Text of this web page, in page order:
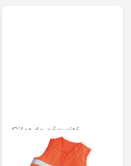
Gilet de sécurité
Indisponible en ligne